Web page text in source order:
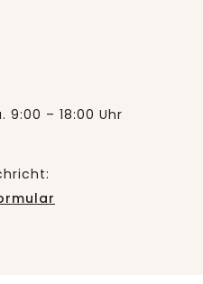
9:00 – 18:00 Uhr